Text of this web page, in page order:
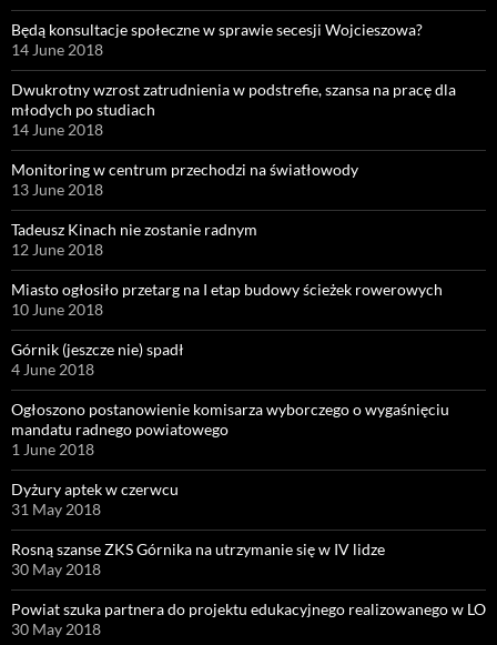
Będą konsultacje społeczne w sprawie secesji Wojcieszowa?
14 June 2018
Dwukrotny wzrost zatrudnienia w podstrefie, szansa na pracę dla
młodych po studiach
14 June 2018
Monitoring w centrum przechodzi na światłowody
13 June 2018
Tadeusz Kinach nie zostanie radnym
12 June 2018
Miasto ogłosiło przetarg na I etap budowy ścieżek rowerowych
10 June 2018
Górnik (jeszcze nie) spadł
4 June 2018
Ogłoszono postanowienie komisarza wyborczego o wygaśnięciu
mandatu radnego powiatowego
1 June 2018
Dyżury aptek w czerwcu
31 May 2018
Rosną szanse ZKS Górnika na utrzymanie się w IV lidze
30 May 2018
Powiat szuka partnera do projektu edukacyjnego realizowanego w LO
30 May 2018